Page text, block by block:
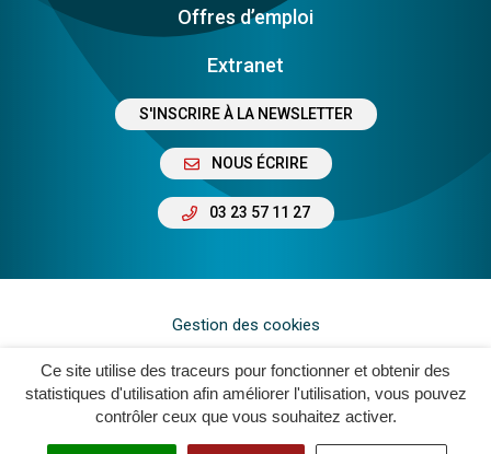
Ce site utilise des traceurs pour fonctionner et obtenir des
statistiques d'utilisation afin améliorer l'utilisation, vous pouvez
contrôler ceux que vous souhaitez activer.
Offres d’emploi
Extranet
S'INSCRIRE À LA NEWSLETTER
NOUS ÉCRIRE
03 23 57 11 27
Gestion des cookies
Plan du site
Mentions légales
Crédits